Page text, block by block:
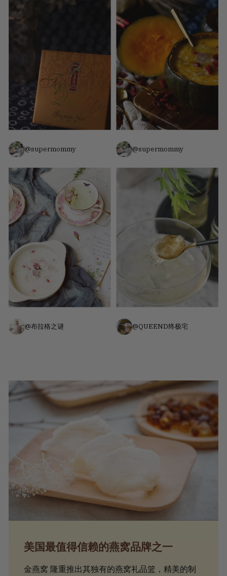
@supermommy @supermommy
@布拉格之谜 @QUEEND终极宅
美国最值得信赖的燕窝品牌之一
金燕窝 隆重推出其独有的燕窝礼品篮，精美的制